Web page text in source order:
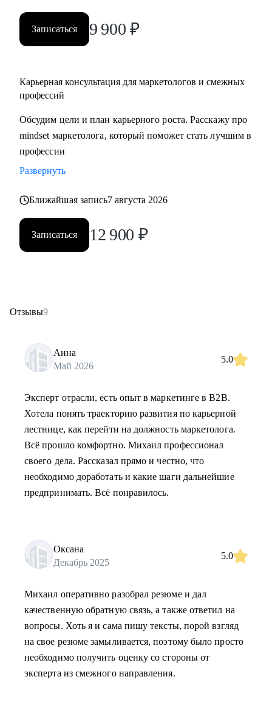
Записаться 9 900 ₽
Карьерная консультация для маркетологов и смежных
профессий
Обсудим цели и план карьерного роста. Расскажу про
mindset маркетолога, который поможет стать лучшим в
профессии
Развернуть
Ближайшая запись7 августа 2026
Записаться 12 900 ₽
Отзывы9
Анна
Май 2026
5.0
Эксперт отрасли, есть опыт в маркетинге в B2B.
Хотела понять траекторию развития по карьерной
лестнице, как перейти на должность маркетолога.
Всё прошло комфортно. Михаил профессионал
своего дела. Рассказал прямо и честно, что
необходимо доработать и какие шаги дальнейшие
предпринимать. Всё понравилось.
Оксана
Декабрь 2025
5.0
Михаил оперативно разобрал резюме и дал
качественную обратную связь, а также ответил на
вопросы. Хоть я и сама пишу тексты, порой взгляд
на свое резюме замыливается, поэтому было просто
необходимо получить оценку со стороны от
эксперта из смежного направления.